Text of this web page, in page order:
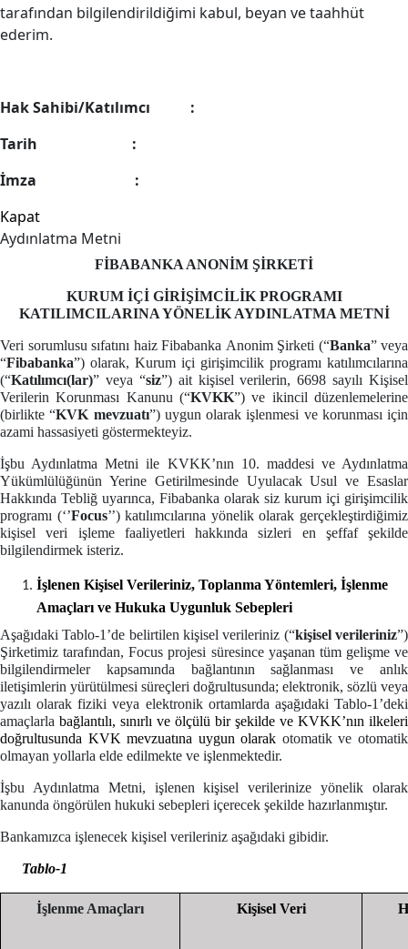
tarafından bilgilendirildiğimi kabul, beyan ve taahhüt
ederim.
Hak Sahibi/Katılımcı :
Tarih :
İmza :
Kapat
Aydınlatma Metni
FİBABANKA ANONİM ŞİRKETİ
KURUM İÇİ GİRİŞİMCİLİK PROGRAMI
KATILIMCILARINAYÖNELİK AYDINLATMA METNİ
Veri sorumlusu sıfatını haiz Fibabanka Anonim Şirketi (“Banka” veya
“Fibabanka”) olarak, Kurum içi girişimcilik programı katılımcılarına
(“Katılımcı(lar)” veya “siz”) ait kişisel verilerin, 6698 sayılı Kişisel
Verilerin Korunması Kanunu (“KVKK”) ve ikincil düzenlemelerine
(birlikte “KVK mevzuatı”) uygun olarak işlenmesi ve korunması için
azami hassasiyeti göstermekteyiz.
İşbu Aydınlatma Metni ile KVKK’nın 10. maddesi ve Aydınlatma
Yükümlülüğünün Yerine Getirilmesinde Uyulacak Usul ve Esaslar
Hakkında Tebliğ uyarınca, Fibabanka olarak siz kurum içi girişimcilik
programı (‘’Focus’’) katılımcılarına yönelik olarak gerçekleştirdiğimiz
kişisel veri işleme faaliyetleri hakkında sizleri en şeffaf şekilde
bilgilendirmek isteriz.
İşlenen Kişisel Verileriniz, Toplanma Yöntemleri, İşlenme
Amaçları ve Hukuka Uygunluk Sebepleri
Aşağıdaki Tablo-1’de belirtilen kişisel verileriniz (“kişisel verileriniz”)
Şirketimiz tarafından, Focus projesi süresince yaşanan tüm gelişme ve
bilgilendirmeler kapsamında bağlantının sağlanması ve anlık
iletişimlerin yürütülmesi süreçleri doğrultusunda; elektronik, sözlü veya
yazılı olarak fiziki veya elektronik ortamlarda aşağıdaki Tablo-1’deki
amaçlarla bağlantılı, sınırlı ve ölçülü bir şekilde ve KVKK’nın ilkeleri
doğrultusunda KVK mevzuatına uygun olarak otomatik ve otomatik
olmayan yollarla elde edilmekte ve işlenmektedir.
İşbu Aydınlatma Metni, işlenen kişisel verilerinize yönelik olarak
kanunda öngörülen hukuki sebepleri içerecek şekilde hazırlanmıştır.
Bankamızca işlenecek kişisel verileriniz aşağıdaki gibidir.
Tablo-1
İşlenme Amaçları Kişisel Veri